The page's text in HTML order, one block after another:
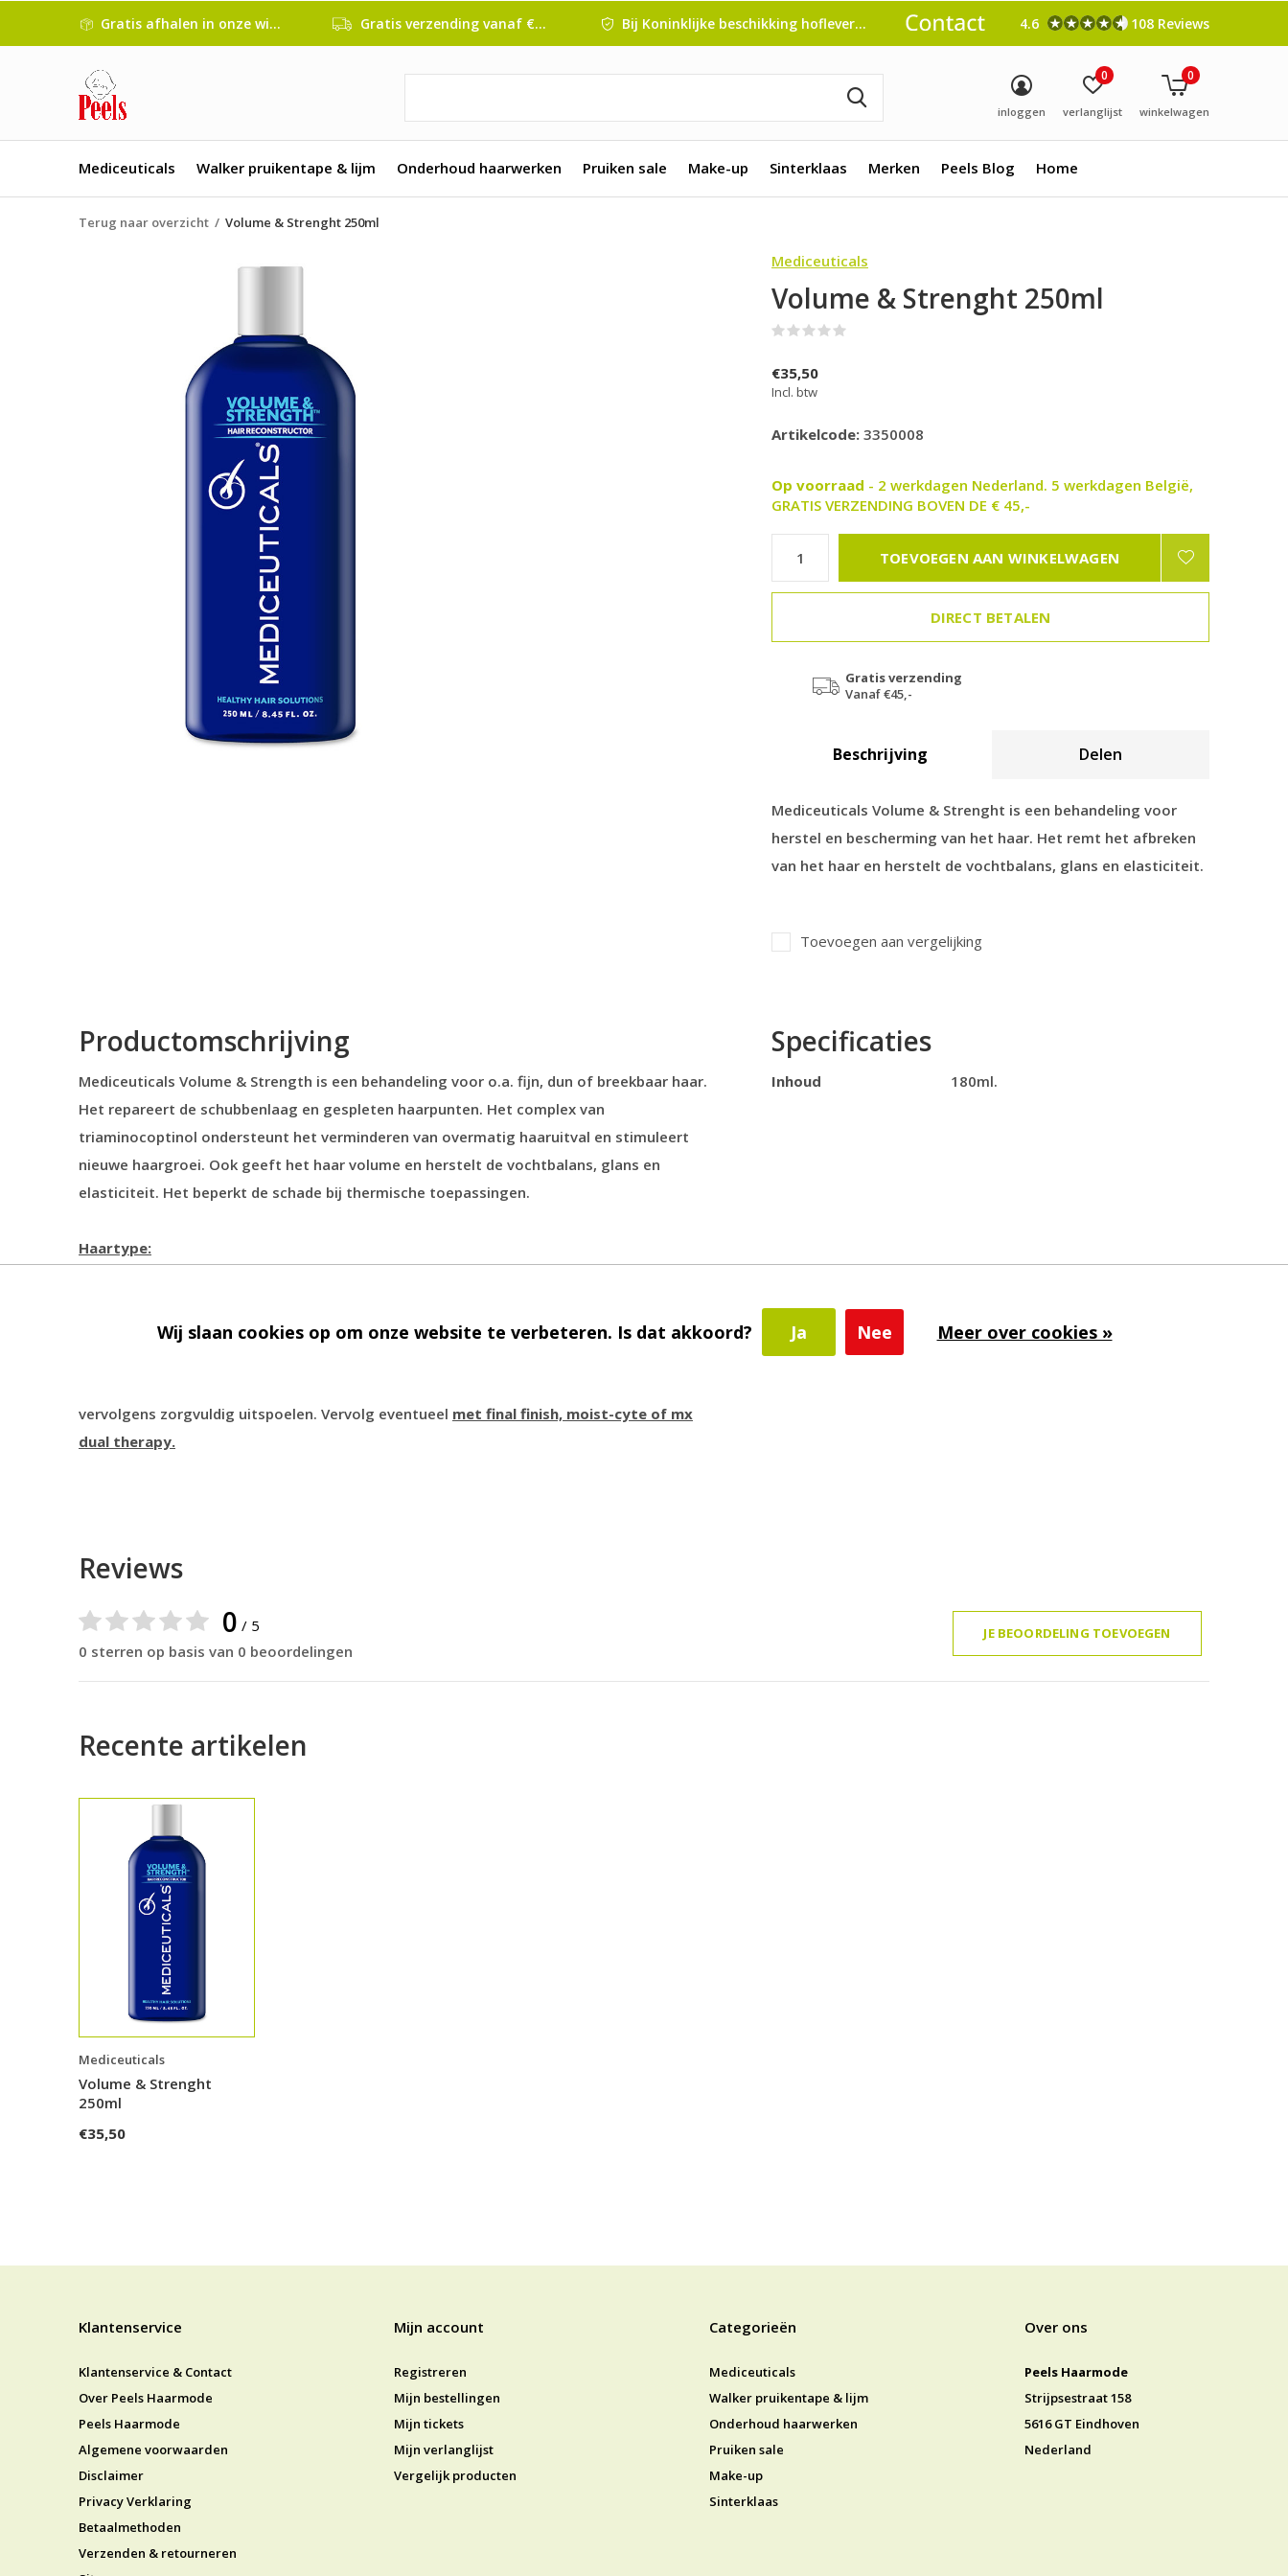
Mediceuticals Walker pruikentape & lijm Onderhoud haarwerken Pruiken sale Make-up Sinterklaas Merken Peels Blog Home
inloggen verlanglijst
0
winkelwagen
0
Gratis afhalen in onze winkel Gratis verzending vanaf € 45 ,- Bij Koninklijke beschikking hofleverancier 4.6 108 Reviews
Terug naar overzicht Volume & Strenght 250ml
Mediceuticals
Volume & Strenght 250ml
€35,50
Incl. btw
Artikelcode: 3350008
Op voorraad - 2 werkdagen Nederland. 5 werkdagen België,
GRATIS VERZENDING BOVEN DE € 45,-
TOEVOEGEN AAN WINKELWAGEN
DIRECT BETALEN
Gratis verzending
Vanaf €45,-
Beschrijving Delen
Mediceuticals Volume & Strenght is een behandeling voor
herstel en bescherming van het haar. Het remt het afbreken
van het haar en herstelt de vochtbalans, glans en elasticiteit.
Toevoegen aan vergelijking
Productomschrijving
Mediceuticals Volume & Strength is een behandeling voor o.a. fijn, dun of breekbaar haar.
Het repareert de schubbenlaag en gespleten haarpunten. Het complex van
triaminocoptinol ondersteunt het verminderen van overmatig haaruitval en stimuleert
nieuwe haargroei. Ook geeft het haar volume en herstelt de vochtbalans, glans en
elasticiteit. Het beperkt de schade bij thermische toepassingen.
Haartype:
Gebruiksaanwijzing:
vervolgens zorgvuldig uitspoelen. Vervolg eventueel met final finish, moist-cyte of mx
dual therapy.
Specificaties
Inhoud 180ml.
Reviews
0 / 5
0 sterren op basis van 0 beoordelingen
JE BEOORDELING TOEVOEGEN
Recente artikelen
Mediceuticals
Volume & Strenght
250ml
€35,50
Klantenservice
Klantenservice & Contact
Over Peels Haarmode
Peels Haarmode
Algemene voorwaarden
Disclaimer
Privacy Verklaring
Betaalmethoden
Verzenden & retourneren
Mijn account
Registreren
Mijn bestellingen
Mijn tickets
Mijn verlanglijst
Vergelijk producten
Categorieën
Mediceuticals
Walker pruikentape & lijm
Onderhoud haarwerken
Pruiken sale
Make-up
Sinterklaas
Over ons
Peels Haarmode
Strijpsestraat 158
5616 GT Eindhoven
Nederland
Wij slaan cookies op om onze website te verbeteren. Is dat akkoord? Ja Nee Meer over cookies »